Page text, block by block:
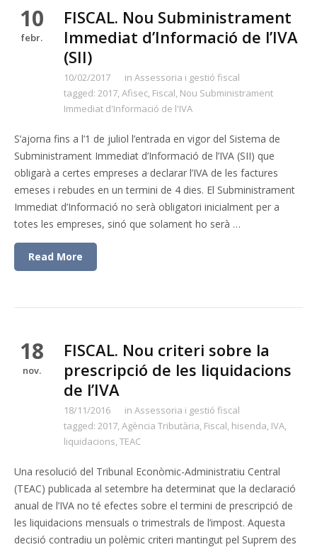
10
febr.
FISCAL. Nou Subministrament
Immediat d’Informació de l’IVA
(SII)
10/02/2017 in Assessoria i gestió fiscal
tagged: 2017,Afisec, Fiscal, Nou Subministrament
Immediat d'Informació de l'IVA
S’ajorna fins a l’1 de juliol l’entrada en vigor del Sistema de
Subministrament Immediat d’Informació de l’IVA (SII) que
obligarà a certes empreses a declarar l’IVA de les factures
emeses i rebudes en un termini de 4 dies. El Subministrament
Immediat d’Informació no serà obligatori inicialment per a
totes les empreses, sinó que solament ho serà …
Read More
18
nov.
FISCAL. Nou criteri sobre la
prescripció de les liquidacions
de l’IVA
18/11/2016 in Assessoria i gestió fiscal
tagged: 2017,Agència Tributària, Fiscal, hisenda, IVA,
liquidacions,TEAC
Una resolució del Tribunal Econòmic-Administratiu Central
(TEAC) publicada al setembre ha determinat que la declaració
anual de l’IVA no té efectes sobre el termini de prescripció de
les liquidacions mensuals o trimestrals de l’impost. Aquesta
decisió contradiu un polèmic criteri mantingut pel Suprem des